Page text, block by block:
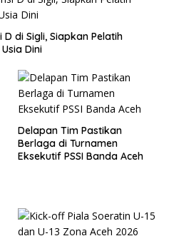
D di Sigli, Siapkan Pelatih
Dini
Delapan Tim Pastikan
Berlaga di Turnamen
Eksekutif PSSI Banda Aceh